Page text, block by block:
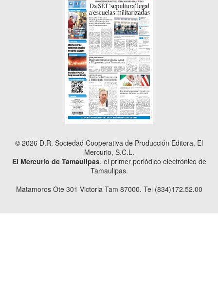
© 2026 D.R. Sociedad Cooperativa de Producción Editora, El
Mercurio, S.C.L.
El Mercurio de Tamaulipas, el primer periódico electrónico de
Tamaulipas.
Matamoros Ote 301 Victoria Tam 87000. Tel (834)172.52.00